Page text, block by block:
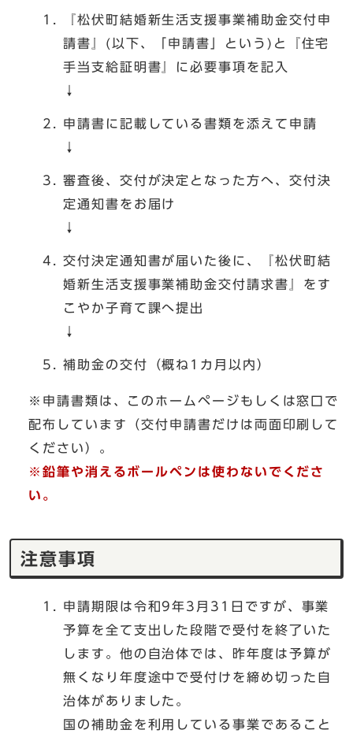
『松伏町結婚新生活支援事業補助金交付申
請書』(以下、「申請書」という)と『住宅
手当支給証明書』に必要事項を記入
↓
申請書に記載している書類を添えて申請
↓
審査後、交付が決定となった方へ、交付決
定通知書をお届け
↓
交付決定通知書が届いた後に、『松伏町結
婚新生活支援事業補助金交付請求書』をす
こやか子育て課へ提出
↓
補助金の交付（概ね1カ月以内）
※申請書類は、このホームページもしくは窓口で
配布しています（交付申請書だけは両面印刷して
ください）。
※鉛筆や消えるボールペンは使わないでくださ
い。
注意事項
申請期限は令和9年3月31日ですが、事業
予算を全て支出した段階で受付を終了いた
します。他の自治体では、昨年度は予算が
無くなり年度途中で受付けを締め切った自
治体がありました。
国の補助金を利用している事業であること